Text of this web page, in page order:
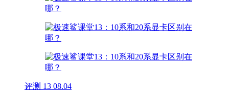
评测 13 08.04